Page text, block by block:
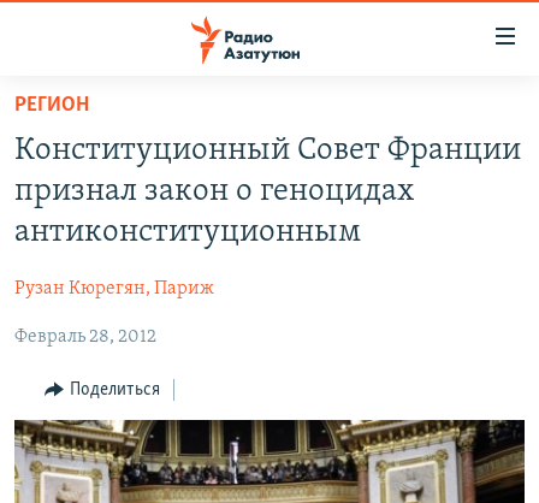
Перейти
основному
содержанию
Перейти
основной
навигации
Перейти
поиску
ПОЛИТИКА
ЭКОНОМИКА
РЕГИОН
НАГОРНЫЙ КАРАБАХ
КУЛЬТУРА
СПОРТ
РЕГИОН
Конституционный Совет Франции
признал закон о геноцидах
антиконституционным
Рузан Кюрегян, Париж
Февраль 28, 2012
Поделиться